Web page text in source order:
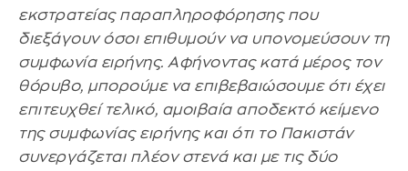
εκστρατείας παραπληροφόρησης που
διεξάγουν όσοι επιθυμούν να υπονομεύσουν τη
συμφωνία ειρήνης. Αφήνοντας κατά μέρος τον
θόρυβο, μπορούμε να επιβεβαιώσουμε ότι έχει
επιτευχθεί τελικό, αμοιβαία αποδεκτό κείμενο
της συμφωνίας ειρήνης και ότι το Πακιστάν
συνεργάζεται πλέον στενά και με τις δύο